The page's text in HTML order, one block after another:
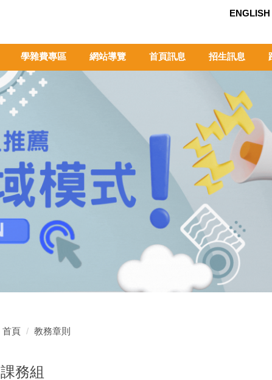
ENGLISH
學雜費專區 網站導覽 首頁訊息 招生訊息
首頁 教務章則
課務組